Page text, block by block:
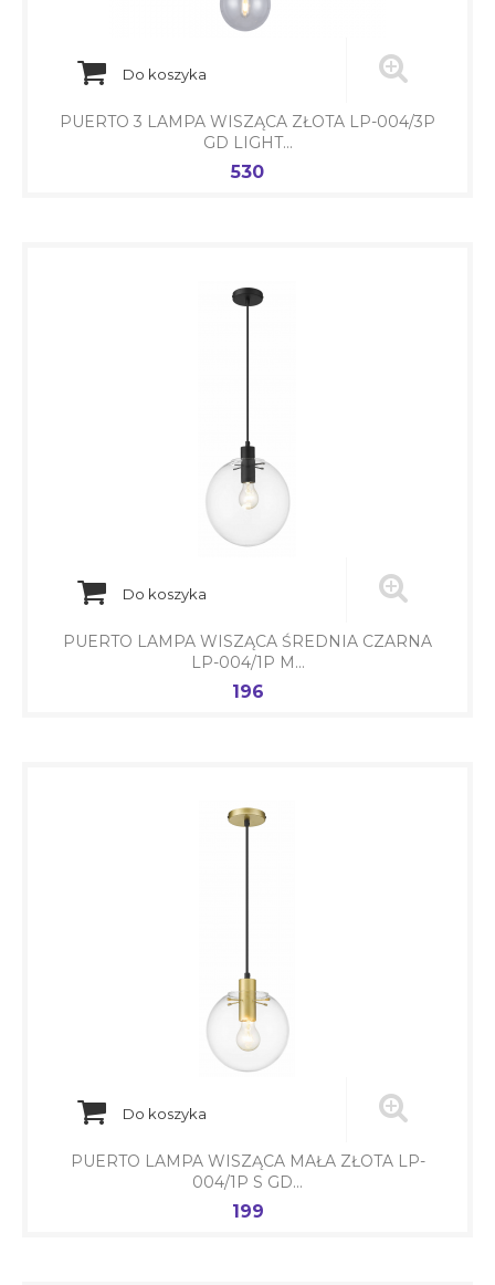
Do koszyka
PUERTO 3 LAMPA WISZĄCA ZŁOTA LP-004/3P
GD LIGHT...
Cena
530
Do koszyka
PUERTO LAMPA WISZĄCA ŚREDNIA CZARNA
LP-004/1P M...
Cena
196
Do koszyka
PUERTO LAMPA WISZĄCA MAŁA ZŁOTA LP-
004/1P S GD...
Cena
199